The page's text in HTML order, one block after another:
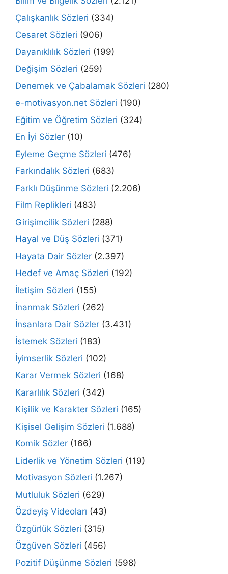
Çalışkanlık Sözleri (334)
Cesaret Sözleri (906)
Dayanıklılık Sözleri (199)
Değişim Sözleri (259)
Denemek ve Çabalamak Sözleri (280)
e-motivasyon.net Sözleri (190)
Eğitim ve Öğretim Sözleri (324)
En İyi Sözler (10)
Eyleme Geçme Sözleri (476)
Farkındalık Sözleri (683)
Farklı Düşünme Sözleri (2.206)
Film Replikleri (483)
Girişimcilik Sözleri (288)
Hayal ve Düş Sözleri (371)
Hayata Dair Sözler (2.397)
Hedef ve Amaç Sözleri (192)
İletişim Sözleri (155)
İnanmak Sözleri (262)
İnsanlara Dair Sözler (3.431)
İstemek Sözleri (183)
İyimserlik Sözleri (102)
Karar Vermek Sözleri (168)
Kararlılık Sözleri (342)
Kişilik ve Karakter Sözleri (165)
Kişisel Gelişim Sözleri (1.688)
Komik Sözler (166)
Liderlik ve Yönetim Sözleri (119)
Motivasyon Sözleri (1.267)
Mutluluk Sözleri (629)
Özdeyiş Videoları (43)
Özgürlük Sözleri (315)
Özgüven Sözleri (456)
Pozitif Düşünme Sözleri (598)